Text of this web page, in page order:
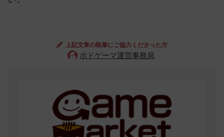
上記文章の執筆にご協力くださった方
ボドゲーマ運営事務局